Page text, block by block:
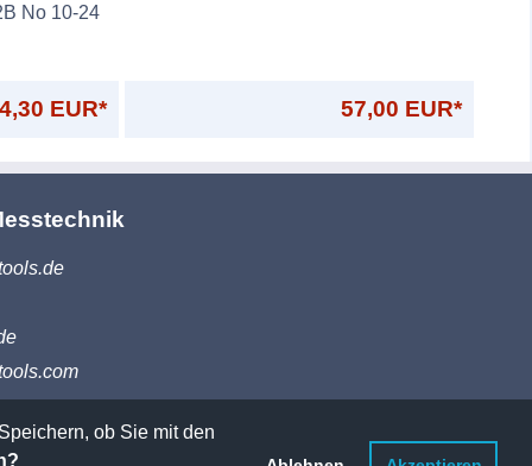
ob Sie mit den
No 10-24
EUR* 57,00 EUR*